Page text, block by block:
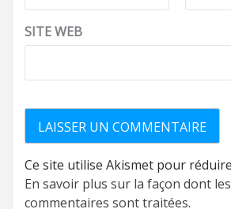
SITE WEB
Ce site utilise Akismet pour
En savoir plus sur la façon dont
commentaires sont traitées.